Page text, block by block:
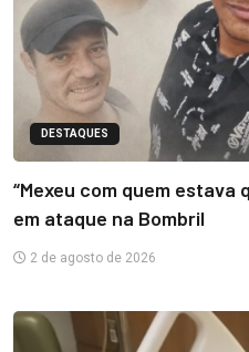
DESTAQUES
“Mexeu com quem
em ataque na Bombril
2 de agosto de 2026